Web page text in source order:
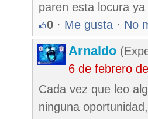
paren esta locura ya
0 · Me gusta · No
Arnaldo
6 de febrero
Cada vez que leo
ninguna